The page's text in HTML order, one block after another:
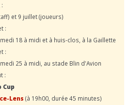
et 9 juillet (joueurs)
:
18 à midi et à huis-clos, à la Gaillette
:
25 à midi, au stade Blin d'Avion
:
Cup
Lens (à 19h00, durée 45 minutes)